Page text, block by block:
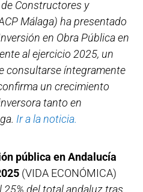
Constructores y
Málaga) ha presentado
en Obra Pública en
al ejercicio 2025, un
consultarse íntegramente
un crecimiento
tanto en
Ir a la noticia.
pública en Andalucía
(VIDA ECONÓMICA)
del total andaluz tras